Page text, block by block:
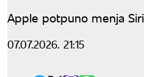
Apple potpuno menja Siri
07.07.2026. 21:15